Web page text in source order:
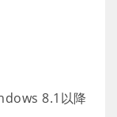
8.1以降